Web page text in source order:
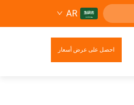
AR
احصل على عرض أسعار